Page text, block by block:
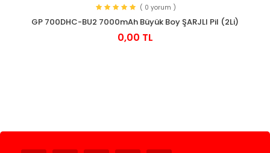
( 0 yorum )
GP 700DHC-BU2 7000mAh Büyük Boy ŞARJLI Pil (2Li)
0,00 TL